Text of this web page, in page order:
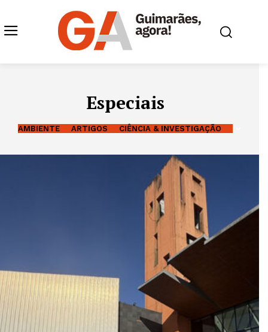
Especiais
AMBIENTE ARTIGOS CIÊNCIA & INVESTIGAÇÃO